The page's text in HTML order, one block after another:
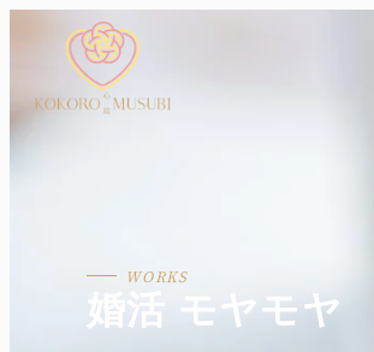
婚活 モヤモヤ